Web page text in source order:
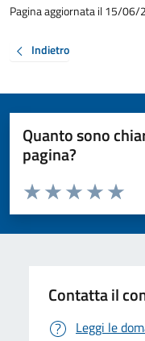
Pagina aggiornata il 15/
Indietro
Quanto sono
pagina?
Valuta da 1 a 5 stelle la
Valuta
Valuta 4
Valuta 3 stelle
Valuta 2 stelle su
Valuta 1 stelle su 5
Contatta il
Leggi le